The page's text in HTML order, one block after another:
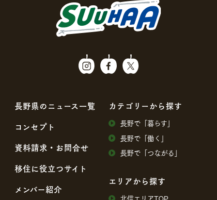
⻑野県のニュース⼀覧
コンセプト
資料請求・お問合せ
移住に役⽴つサイト
メンバー紹介
カテゴリーから探す
⻑野で「暮らす」
⻑野で「働く」
⻑野で「つながる」
エリアから探す